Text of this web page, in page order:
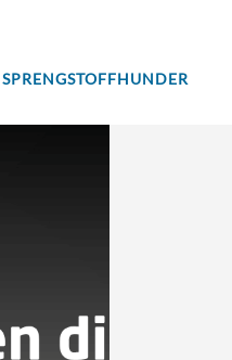
SPRENGSTOFFHUNDER